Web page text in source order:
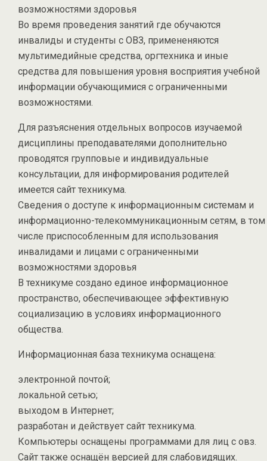
возможностями здоровья
Во время проведения занятий где обучаются
инвалиды и студенты с ОВЗ, примененяются
мультимедийные средства, оргтехника и иные
средства для повышения уровня восприятия учебной
информации обучающимися с ограниченными
возможностями.
Для разъяснения отдельных вопросов изучаемой
дисциплины преподавателями дополнительно
проводятся групповые и индивидуальные
консультации, для информирования родителей
имеется сайт техникума.
Сведения о доступе к информационным системам и
информационно-телекоммуникационным сетям, в том
числе приспособленным для использования
инвалидами и лицами с ограниченными
возможностями здоровья
В техникуме создано единое информационное
пространство, обеспечивающее эффективную
социализацию в условиях информационного
общества.
Информационная база техникума оснащена:
электронной почтой;
локальной сетью;
выходом в Интернет;
разработан и действует сайт техникума.
Компьютеры оснащены программами для лиц с овз.
Сайт также оснащён версией для слабовидящих.